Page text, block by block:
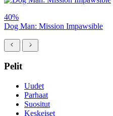
40%
Dog Man: Mission Impawsible
Pelit
Uudet
Parhaat
Suositut
Keskeiset